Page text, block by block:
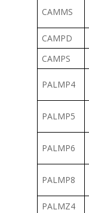
CAMMS
CAMPD
CAMPS
PALMP4
PALMP5
PALMP6
PALMP8
PALMZ4